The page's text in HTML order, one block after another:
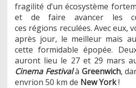
fragilité d’un écosystème
et de faire avancer les
ces régions reculées. Avec eux,
après jour, le meilleur mais
cette formidable épopée.
auront lieu le 27 et 29 mars
Cinema Festivalà Greenwich,
envrion 50 km de New York!